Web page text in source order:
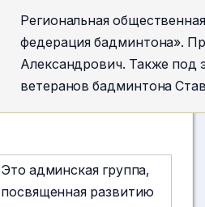
Региональная
федерация бадминтона».
Александрович. Также под
ветеранов бадминтона
Это админская группа,
посвященная развитию